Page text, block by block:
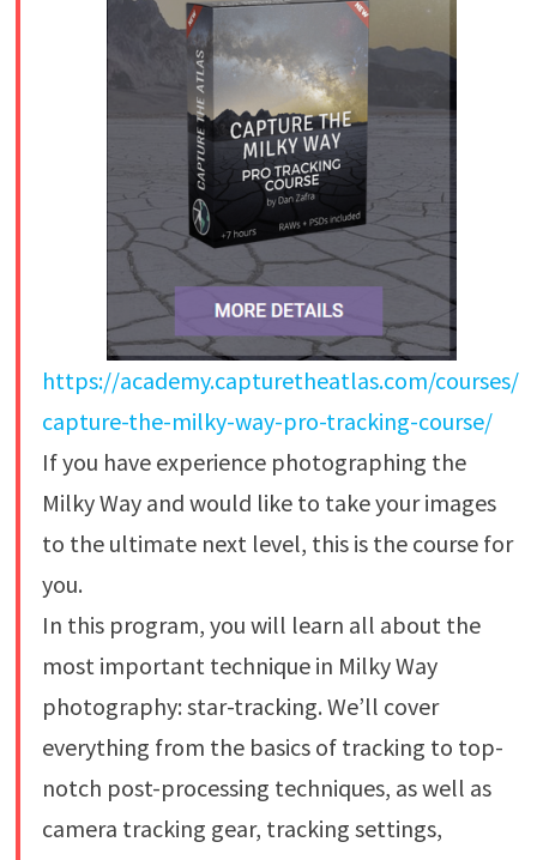
https://academy.capturetheatlas.com/courses/
capture-the-milky-way-pro-tracking-course/
If you have experience photographing the
Milky Way and would like to take your images
to the ultimate next level, this is the course for
you.
In this program, you will learn all about the
most important technique in Milky Way
photography: star-tracking. We’ll cover
everything from the basics of tracking to top-
notch post-processing techniques, as well as
camera tracking gear, tracking settings,